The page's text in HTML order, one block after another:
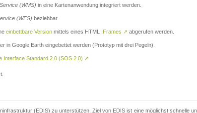
(WMS) in eine Kartenanwendung integriert werden.
(WFS) beziehbar.
einbettbare Version mittels eines HTML IFrames ↗ abgerufen werden.
in Google Earth eingebettet werden (Prototyp mit drei Pegeln).
Standard 2.0 (SOS 2.0) ↗
(EDIS) zu unterstützen. Ziel von EDIS ist eine möglichst schnelle